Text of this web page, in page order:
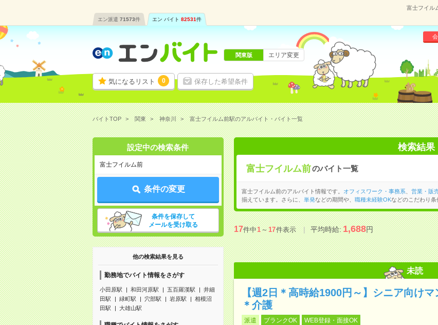
富士フイル
エン派遣 71573件 エン バイト 82531件
気になるリスト 0 保存した希望条件
関東版 エリア変更
バイトTOP 関東 神奈川 富士フイルム前駅のアルバイト・バイト一覧
設定中の検索条件
富士フイルム前
条件の変更
条件を保存して
メールを受け取る
他の検索結果を見る
勤務地でバイト情報をさがす
小田原駅 和田河原駅 五百羅漢駅
井細
田駅
緑町駅 穴部駅 岩原駅
相模沼
田駅
大雄山駅
検索結果
富士フイルム前のバイト一覧
富士フイルム前のアルバイト情報です。 オフィスワーク・事務系 営業・販
揃えています。さらに、
単発などの期間や、 職種未経験OKなどのこだわり条
17件中1～17件表示 平均時給:1,688円
未読
【週2日＊高時給1900円～】シニア向け
＊介護
派遣 ブランクOK WEB登録・面接OK